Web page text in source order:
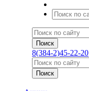
8(384-2)45-22-20